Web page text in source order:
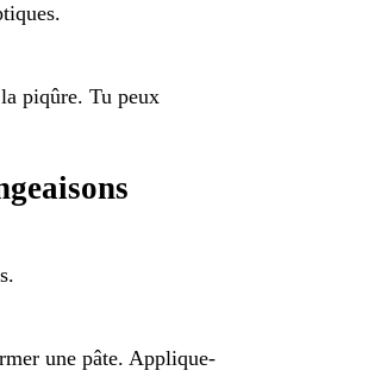
piqûre. Tu peux
une pâte. Applique-